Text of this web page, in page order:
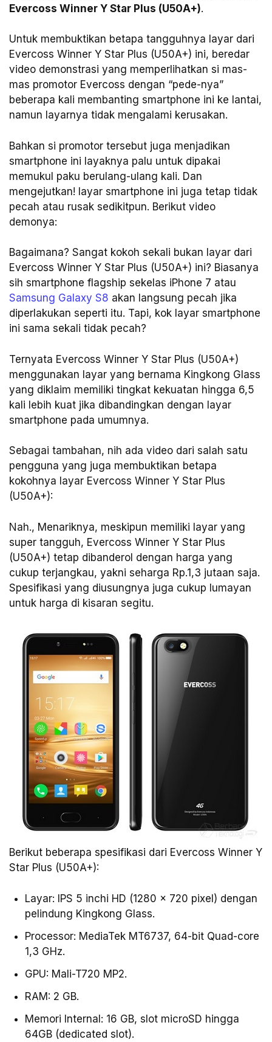
Evercoss Winner Y Star Plus (U50A+).
Untuk membuktikan betapa tangguhnya layar dari
Evercoss Winner Y Star Plus (U50A+) ini, beredar
video demonstrasi yang memperlihatkan si mas-
mas promotor Evercoss dengan “pede-nya”
beberapa kali membanting smartphone ini ke lantai,
namun layarnya tidak mengalami kerusakan.
Bahkan si promotor tersebut juga menjadikan
smartphone ini layaknya palu untuk dipakai
memukul paku berulang-ulang kali. Dan
mengejutkan! layar smartphone ini juga tetap tidak
pecah atau rusak sedikitpun. Berikut video
demonya:
Bagaimana? Sangat kokoh sekali bukan layar dari
Evercoss Winner Y Star Plus (U50A+) ini? Biasanya
sih smartphone flagship sekelas iPhone 7 atau
Samsung Galaxy S8 akan langsung pecah jika
diperlakukan seperti itu. Tapi, kok layar smartphone
ini sama sekali tidak pecah?
Ternyata Evercoss Winner Y Star Plus (U50A+)
menggunakan layar yang bernama Kingkong Glass
yang diklaim memiliki tingkat kekuatan hingga 6,5
kali lebih kuat jika dibandingkan dengan layar
smartphone pada umumnya.
Sebagai tambahan, nih ada video dari salah satu
pengguna yang juga membuktikan betapa
kokohnya layar Evercoss Winner Y Star Plus
(U50A+):
Nah., Menariknya, meskipun memiliki layar yang
super tangguh, Evercoss Winner Y Star Plus
(U50A+) tetap dibanderol dengan harga yang
cukup terjangkau, yakni seharga Rp.1,3 jutaan saja.
Spesifikasi yang diusungnya juga cukup lumayan
untuk harga di kisaran segitu.
Berikut beberapa spesifikasi dari Evercoss Winner Y
Star Plus (U50A+):
Layar: IPS 5 inchi HD (1280 x 720 pixel) dengan
pelindung Kingkong Glass.
Processor: MediaTek MT6737, 64-bit Quad-core
1,3 GHz.
GPU: Mali-T720 MP2.
RAM: 2 GB.
Memori Internal: 16 GB, slot microSD hingga
64GB (dedicated slot).